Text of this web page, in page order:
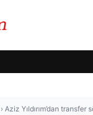
› Aziz Yıldırım’dan